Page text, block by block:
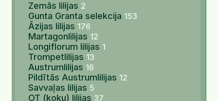
Zemās lilijas 2
Gunta Granta selekcija 153
Āzijas lilijas 176
Martagonlilijas 12
Longiflorum lilijas 1
Trompetlilijas 13
Austrumlilijas 16
Pildītās Austrumlilijas 12
Savvaļas lilijas 5
OT (koku) lilijas 37